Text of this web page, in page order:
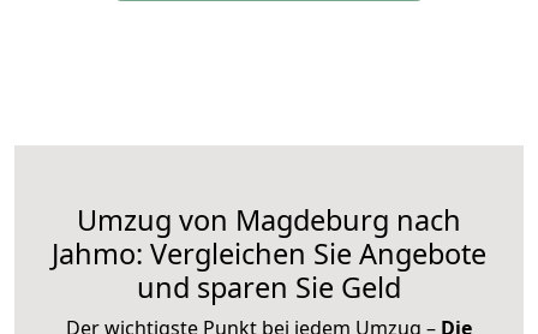
Umzug von Magdeburg nach
Jahmo: Vergleichen Sie Angebote
und sparen Sie Geld
Der wichtigste Punkt bei jedem Umzug – Die